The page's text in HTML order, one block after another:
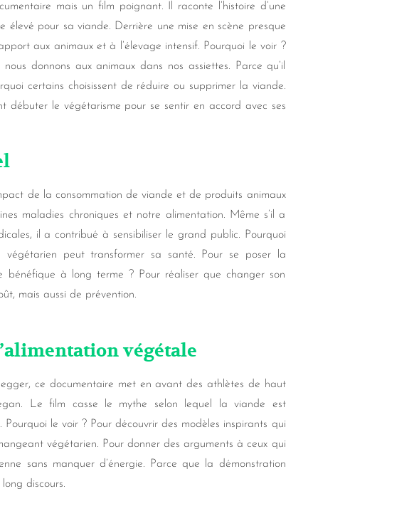
mais un film poignant. Il raconte l’histoire d’une
pour sa viande. Derrière une mise en scène presque
aux animaux et à l’élevage intensif. Pourquoi le voir ?
donnons aux animaux dans nos assiettes. Parce qu’il
certains choisissent de réduire ou supprimer la viande.
débuter le végétarisme pour se sentir en accord avec ses
de la consommation de viande et de produits animaux
maladies chroniques et notre alimentation. Même s’il a
il a contribué à sensibiliser le grand public. Pourquoi
peut transformer sa santé. Pour se poser la
à long terme ? Pour réaliser que changer son
mais aussi de prévention.
végétale
ce documentaire met en avant des athlètes de haut
Le film casse le mythe selon lequel la viande est
le voir ? Pour découvrir des modèles inspirants qui
végétarien. Pour donner des arguments à ceux qui
sans manquer d’énergie. Parce que la démonstration
discours.